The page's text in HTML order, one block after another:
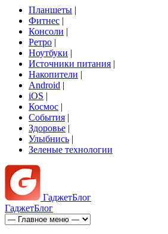
Планшеты |
Фитнес |
Консоли |
Ретро |
Ноутбуки |
Источники питания |
Накопители |
Android |
iOS |
Космос |
События |
Здоровье |
Улыбнись |
Зеленые технологии
ГаджетБлог
ГаджетБлог